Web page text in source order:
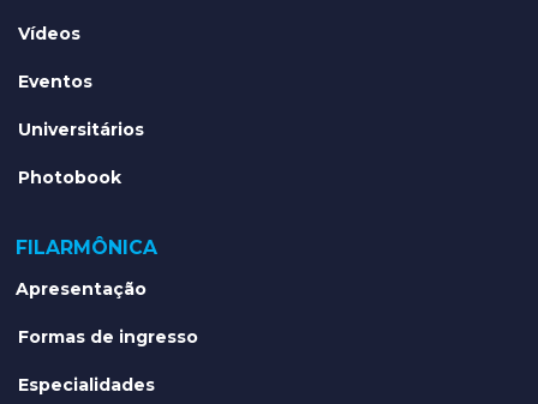
Vídeos
Eventos
Universitários
Photobook
FILARMÔNICA
Apresentação
Formas de ingresso
Especialidades